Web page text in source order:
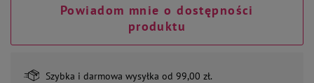
Powiadom mnie o dostępności
produktu
Szybka i darmowa wysyłka od 99,00 zł.